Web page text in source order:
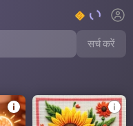
सर्च करें